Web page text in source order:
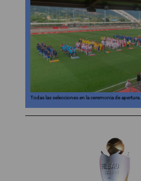
Todas las selecciones en la ceremonia de apertura.